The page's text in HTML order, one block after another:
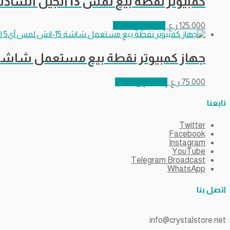
125.000 ر.ع.
جهاز كمبيوتر نقطة بيع مستعمل شاشة 15-انش لمس آي5 الجيل الرابع مع 8
75.000 ر.ع.
تابعنا
Twitter
Facebook
Instagram
YouTube
Telegram Broadcast
WhatsApp
اتصل بنا
info@crystalstore.net